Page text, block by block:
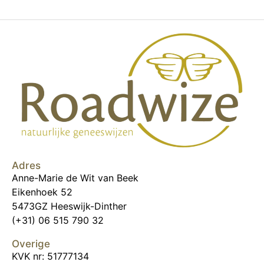
Adres
Anne-Marie de Wit van Beek
Eikenhoek 52
5473GZ Heeswijk-Dinther
(+31) 06 515 790 32
Overige
KVK nr: 51777134